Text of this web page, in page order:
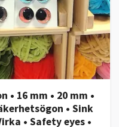
16 mm • 20 mm •
• Sink
• Safety eyes •